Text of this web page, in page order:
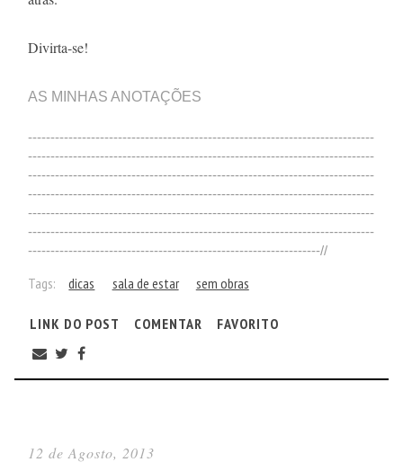
Divirta-se!
AS MINHAS ANOTAÇÕES
-----------------------------------------------------------------------------
-----------------------------------------------------------------------------
-----------------------------------------------------------------------------
-----------------------------------------------------------------------------
-----------------------------------------------------------------------------
-----------------------------------------------------------------------------
-----------------------------------------------------------------//
Tags: dicas sala de estar sem obras
LINK DO POST COMENTAR FAVORITO
12 de Agosto, 2013